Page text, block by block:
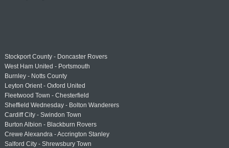
Stockport County - Doncaster Rovers
West Ham United - Portsmouth
Burnley - Notts County
Leyton Orient - Oxford United
Fleetwood Town - Chesterfield
Sheffield Wednesday - Bolton Wanderers
Cardiff City - Swindon Town
Burton Albion - Blackburn Rovers
Crewe Alexandra - Accrington Stanley
Salford City - Shrewsbury Town